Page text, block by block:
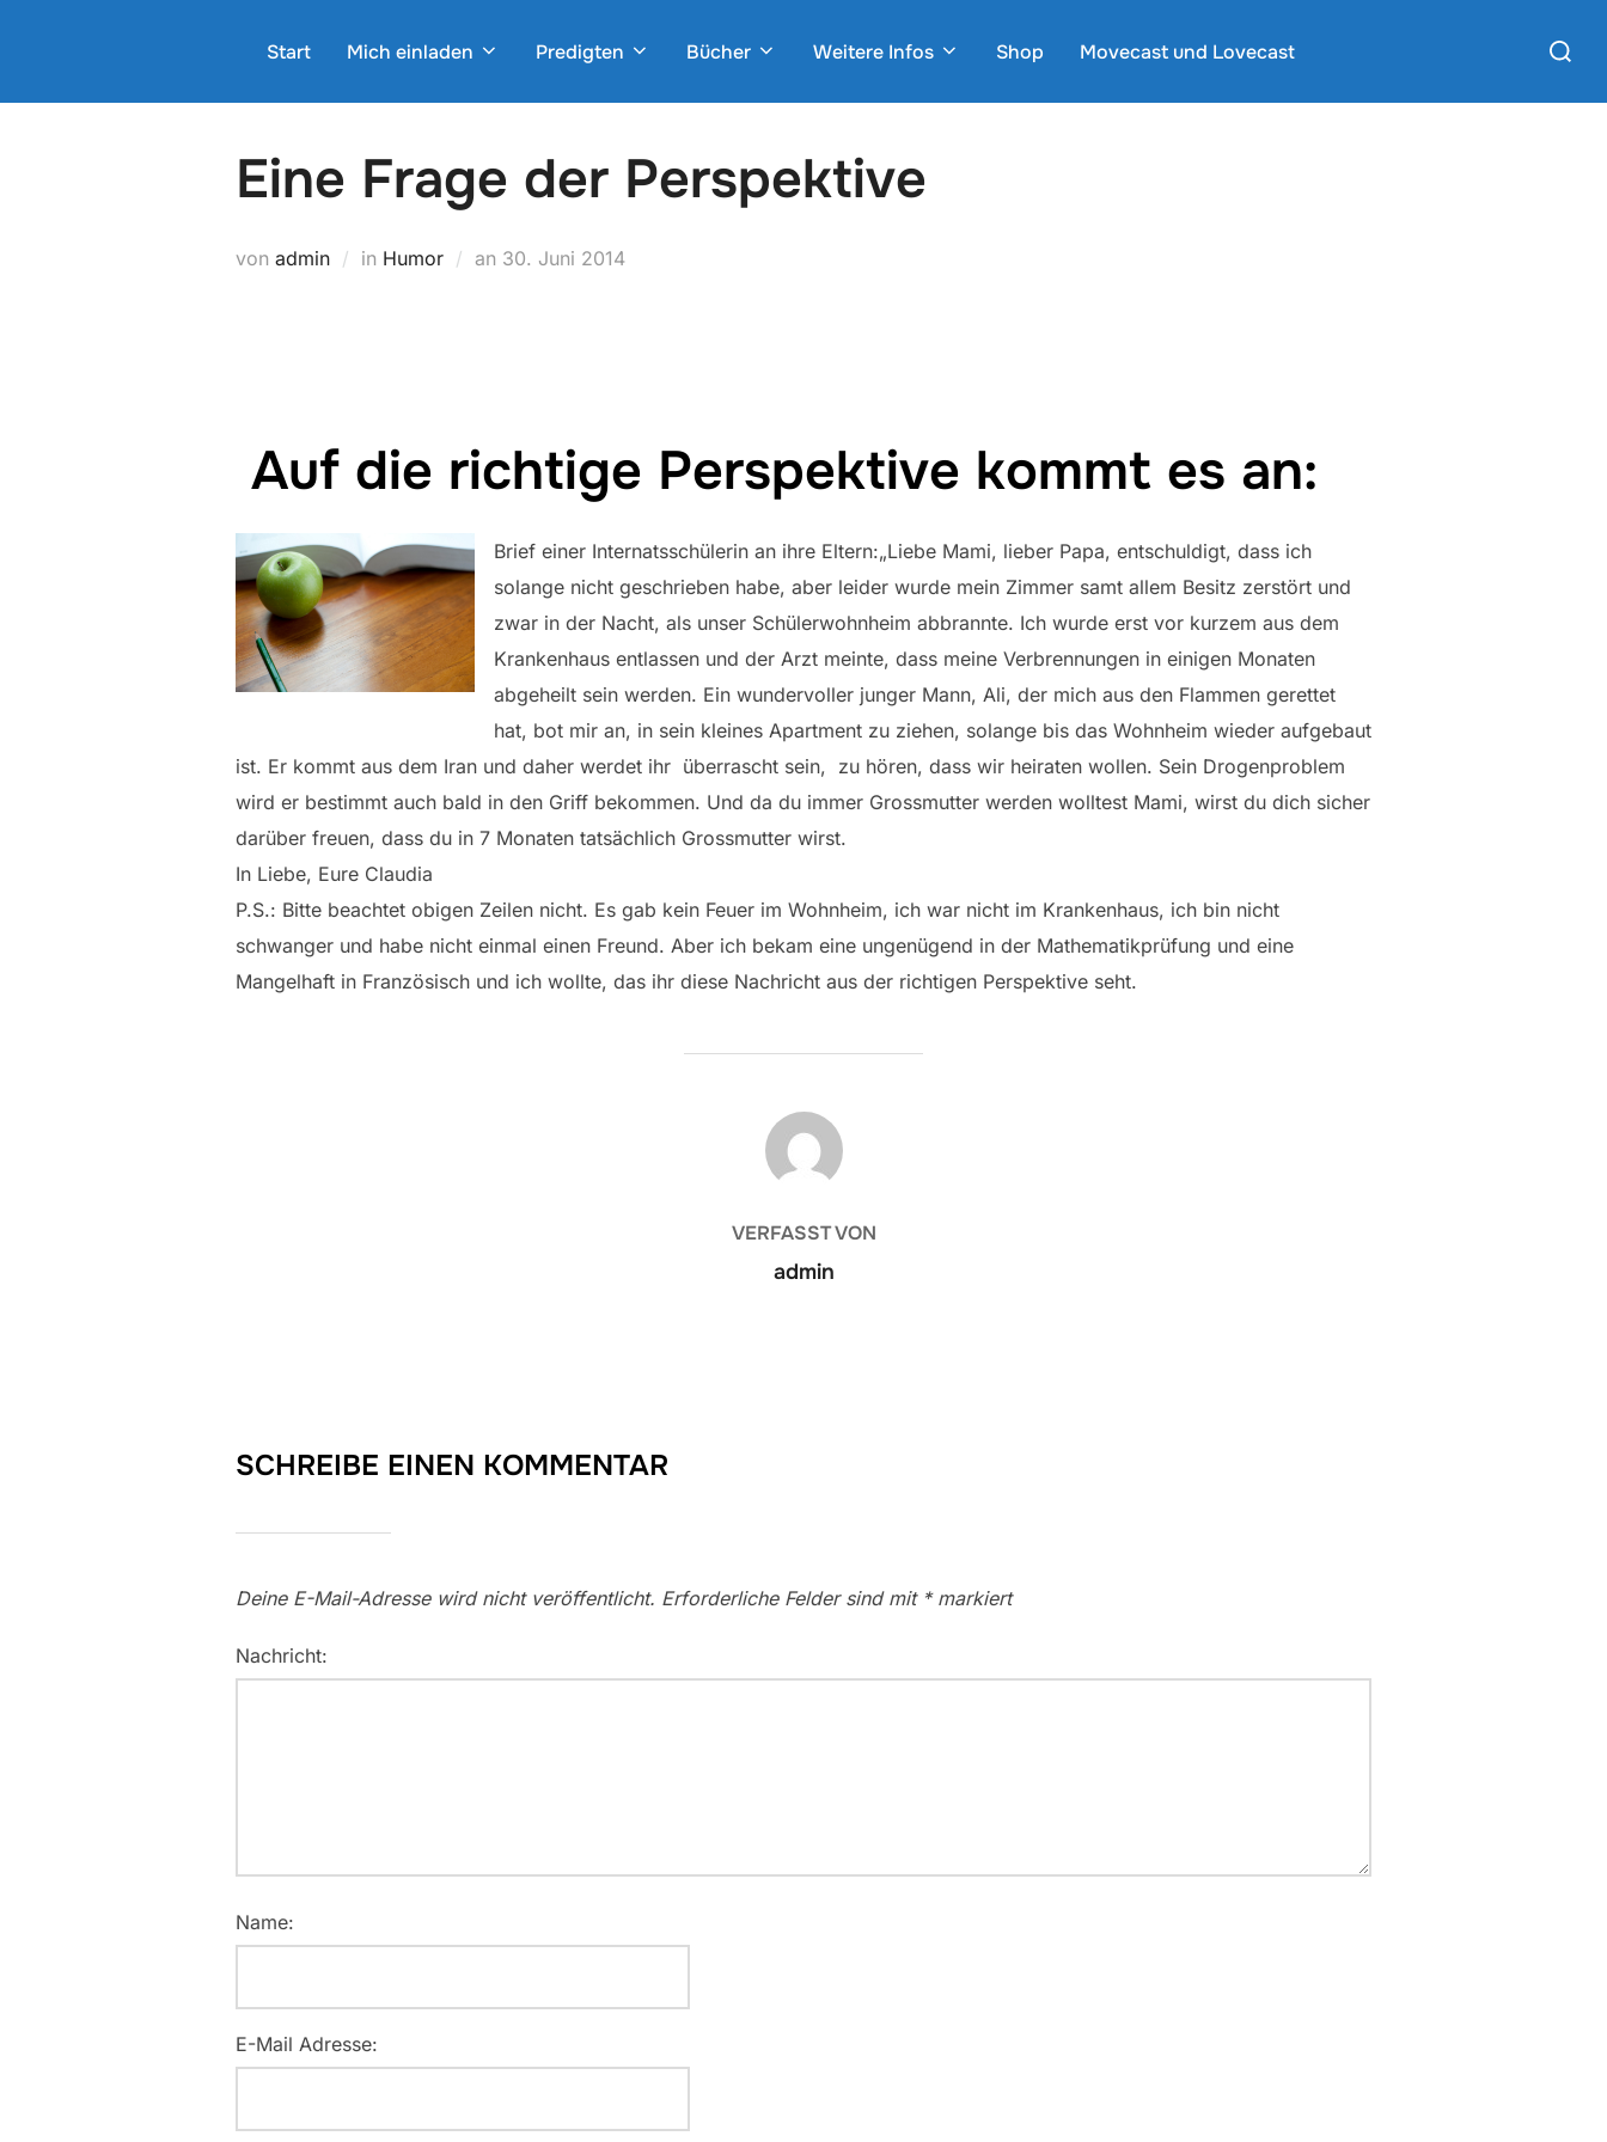
Start Mich einladen Predigten Bücher Weitere Infos Shop Movecast und Lovecast
Suchen
Eine Frage der Perspektive
von admin in Humor an Veröffentlicht
30. Juni 2014
Auf die richtige Perspektive kommt es an:
Brief einer Internatsschülerin an ihre Eltern:„Liebe Mami, lieber Papa, entschuldigt, dass ich
solange nicht geschrieben habe, aber leider wurde mein Zimmer samt allem Besitz zerstört und
zwar in der Nacht, als unser Schülerwohnheim abbrannte. Ich wurde erst vor kurzem aus dem
Krankenhaus entlassen und der Arzt meinte, dass meine Verbrennungen in einigen Monaten
abgeheilt sein werden. Ein wundervoller junger Mann, Ali, der mich aus den Flammen gerettet
hat, bot mir an, in sein kleines Apartment zu ziehen, solange bis das Wohnheim wieder aufgebaut
ist. Er kommt aus dem Iran und daher werdet ihr überrascht sein, zu hören, dass wir heiraten wollen. Sein Drogenproblem
wird er bestimmt auch bald in den Griff bekommen. Und da du immer Grossmutter werden wolltest Mami, wirst du dich sicher
darüber freuen, dass du in 7 Monaten tatsächlich Grossmutter wirst.
In Liebe, Eure Claudia
P.S.: Bitte beachtet obigen Zeilen nicht. Es gab kein Feuer im Wohnheim, ich war nicht im Krankenhaus, ich bin nicht
schwanger und habe nicht einmal einen Freund. Aber ich bekam eine ungenügend in der Mathematikprüfung und eine
Mangelhaft in Französisch und ich wollte, das ihr diese Nachricht aus der richtigen Perspektive seht.
BEITRAGSAUTOR
VERFASST VON
admin
SCHREIBE EINEN KOMMENTAR
Deine E-Mail-Adresse wird nicht veröffentlicht. Erforderliche Felder sind mit *markiert
Nachricht:
Name:
E-Mail Adresse: